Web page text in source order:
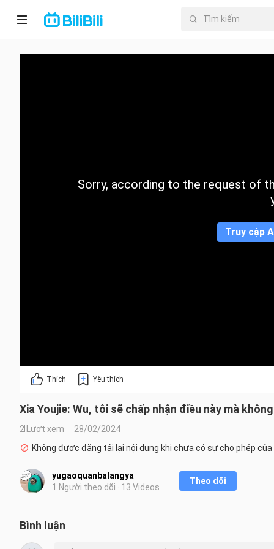
Trang chủ
Sorry, according to the request of
Truy cập
Thích Yêu thích
Xia Youjie: Wu, tôi sẽ chấp nhận điều này mà
2 Lượt xem
28/02/2024
Không được đăng tải lại nội dung khi chưa có sự cho phép
yugaoquanbalangya
1 Người theo dõi · 13 Videos
Theo dõi
Bình luận